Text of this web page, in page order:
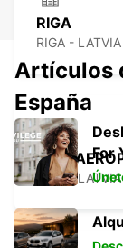
RIGA
RIGA - LATVIA
RIGA
RIGA - LATVIA
Artículos
España
For